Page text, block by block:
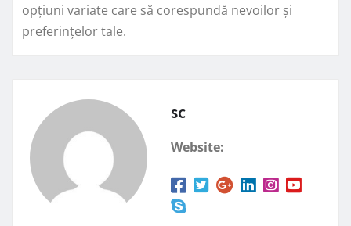
opțiuni variate care să corespundă nevoilor și
preferințelor tale.
sc
Website: